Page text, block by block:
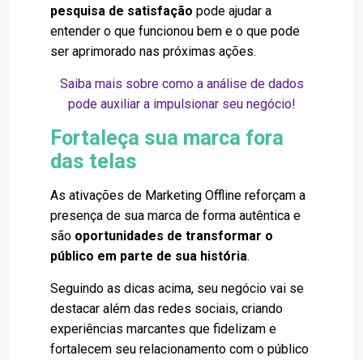
pesquisa de satisfação pode ajudar a
entender o que funcionou bem e o que pode
ser aprimorado nas próximas ações.
Saiba mais sobre como a análise de dados
pode auxiliar a impulsionar seu negócio!
Fortaleça sua marca fora
das telas
As ativações de Marketing Offline reforçam a
presença de sua marca de forma autêntica e
são oportunidades de transformar o
público em parte de sua história.
Seguindo as dicas acima, seu negócio vai se
destacar além das redes sociais, criando
experiências marcantes que fidelizam e
fortalecem seu relacionamento com o público